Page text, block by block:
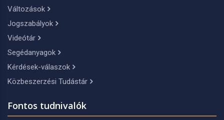
Változások
Jogszabályok
Videótár
Segédanyagok
Kérdések-válaszok
Közbeszerzési Tudástár
Fontos tudnivalók